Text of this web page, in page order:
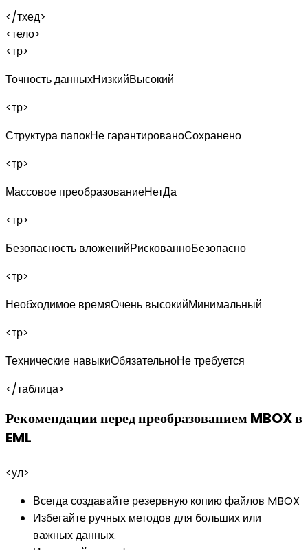
</тхед>
<тело>
<тр>
Точность данныхНизкийВысокий
<тр>
Структура папокНе гарантированоСохранено
<тр>
Массовое преобразованиеНетДа
<тр>
Безопасность вложенийРискованноБезопасно
<тр>
Необходимое времяОчень высокийМинимальный
<тр>
Технические навыкиОбязательноНе требуется
</таблица>
Рекомендации перед преобразованием MBOX в
EML
<ул>
Всегда создавайте резервную копию файлов MBOX
Избегайте ручных методов для больших или
важных данных.